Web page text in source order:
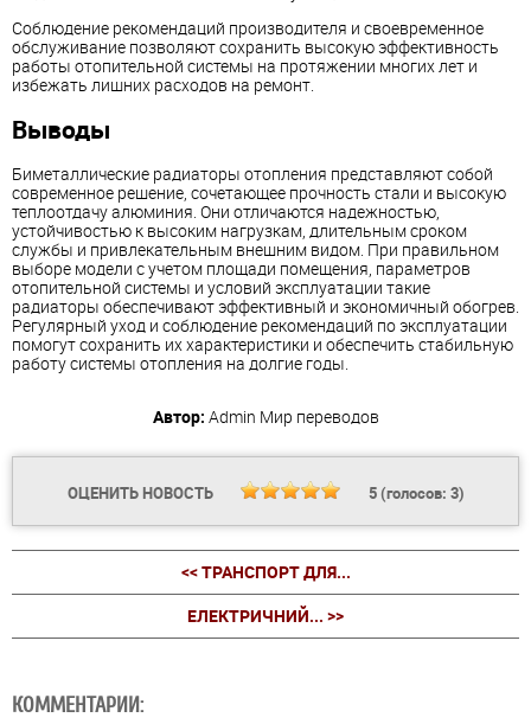
Соблюдение рекомендаций производителя и своевременное
обслуживание позволяют сохранить высокую эффективность
работы отопительной системы на протяжении многих лет и
избежать лишних расходов на ремонт.
Выводы
Биметаллические радиаторы отопления представляют собой
современное решение, сочетающее прочность стали и высокую
теплоотдачу алюминия. Они отличаются надежностью,
устойчивостью к высоким нагрузкам, длительным сроком
службы и привлекательным внешним видом. При правильном
выборе модели с учетом площади помещения, параметров
отопительной системы и условий эксплуатации такие
радиаторы обеспечивают эффективный и экономичный обогрев.
Регулярный уход и соблюдение рекомендаций по эксплуатации
помогут сохранить их характеристики и обеспечить стабильную
работу системы отопления на долгие годы.
Автор: Admin Мир переводов
ОЦЕНИТЬ НОВОСТЬ 5(голосов: 3)
<< ТРАНСПОРТ ДЛЯ...
ЕЛЕКТРИЧНИЙ... >>
КОММЕНТАРИИ: